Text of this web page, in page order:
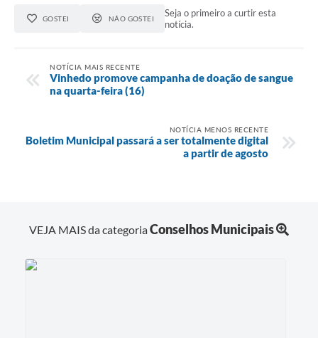
GOSTEI NÃO GOSTEI
Seja o primeiro a curtir esta
notícia.
NOTÍCIA MAIS RECENTE
Vinhedo promove campanha de doação de sangue
na quarta-feira (16)
NOTÍCIA MENOS RECENTE
Boletim Municipal passará a ser totalmente digital
a partir de agosto
VEJA MAIS da categoriaConselhos Municipais